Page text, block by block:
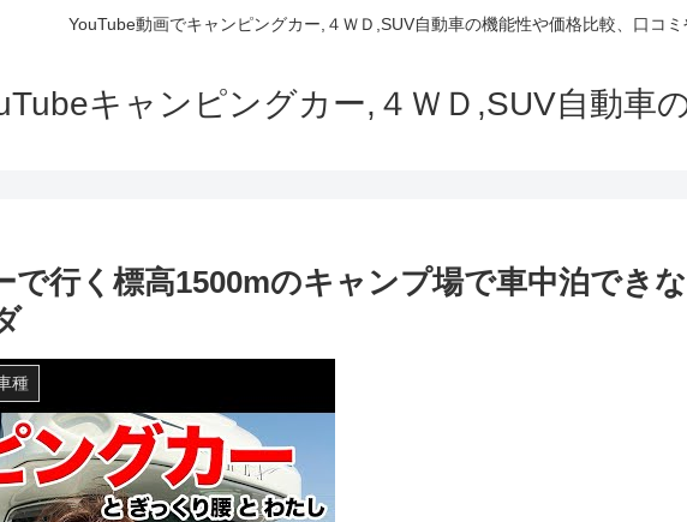
YouTube動画でキャンピングカー,４ＷＤ,SUV自動車の機能性や価格比較、口コミ
キャンピングカー,４ＷＤ,SUV自動車
で行く標高1500mのキャンプ場で車中泊できな
種